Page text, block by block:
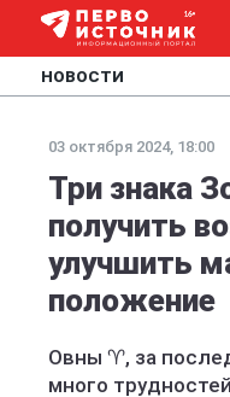
НОВОСТИ
03 октября 2024, 18:00
Три знака
получить
улучшить
положение
Овны ♈️, за
много